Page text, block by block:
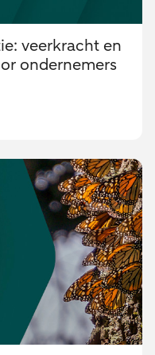
veerkracht en
ondernemers